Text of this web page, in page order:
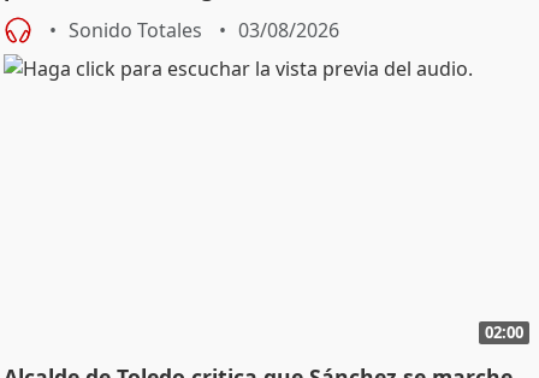
SMA
Sonido Totales 03/08/2026
02:00